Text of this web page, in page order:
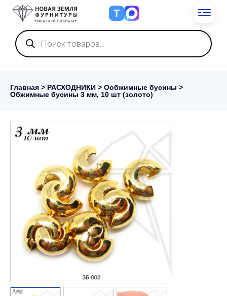
Т
Поиск
товаров
Главная > РАСХОДНИКИ > Ообжимные бусины >
Обжимные бусины 3 мм, 10 шт (золото)